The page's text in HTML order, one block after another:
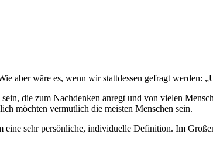
aber wäre es, wenn wir stattdessen gefragt werden:
die zum Nachdenken anregt und von vielen
möchten vermutlich die meisten Menschen sein.
sehr persönliche, individuelle Definition. Im